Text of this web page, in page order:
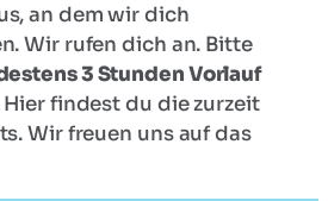
an dem wir dich
Wir rufen dich an. Bitte
3 Stunden Vorlauf
findest du die zurzeit
Wir freuen uns auf das